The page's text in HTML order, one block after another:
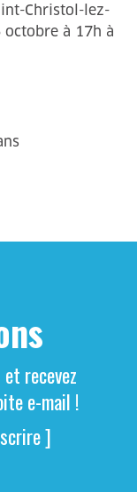
Christol-lez-
octobre à 17h à
recevez
e-mail !
]